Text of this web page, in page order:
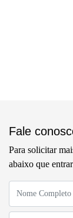
Fale
Para solicitar
abaixo que